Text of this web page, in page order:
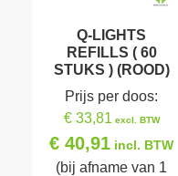
Q-LIGHTS
REFILLS ( 60
STUKS ) (ROOD)
Prijs per doos:
€ 33,81 excl. BTW
€ 40,91 incl. BTW
(bij afname van 1